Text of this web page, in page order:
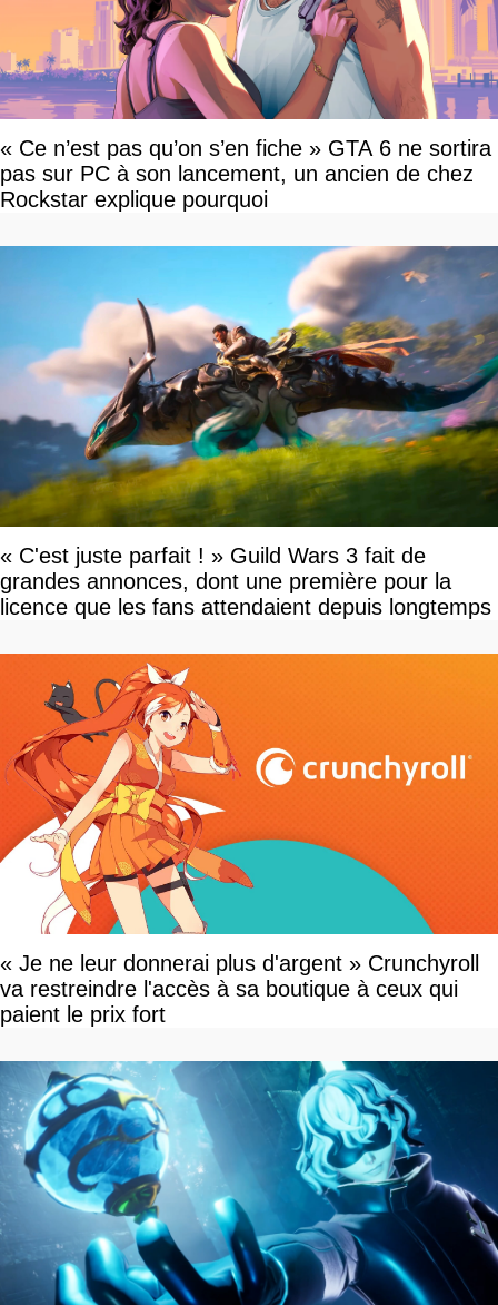
« Ce n’est pas qu’on s’en fiche » GTA 6 ne sortira
pas sur PC à son lancement, un ancien de chez
Rockstar explique pourquoi
« C'est juste parfait ! » Guild Wars 3 fait de
grandes annonces, dont une première pour la
licence que les fans attendaient depuis longtemps
« Je ne leur donnerai plus d'argent » Crunchyroll
va restreindre l'accès à sa boutique à ceux qui
paient le prix fort